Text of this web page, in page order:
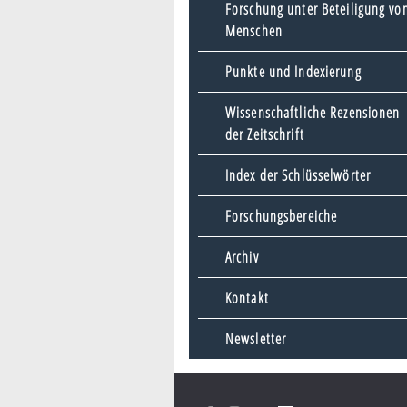
Forschung unter Beteiligung
Menschen
Punkte und Indexierung
Wissenschaftliche Rezensionen
der Zeitschrift
Index der Schlüsselwörter
Forschungsbereiche
Archiv
Kontakt
Newsletter